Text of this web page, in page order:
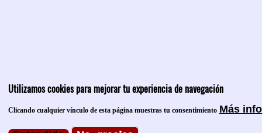
Utilizamos cookies para mejorar tu experiencia de navegación
Clicando cualquier vínculo de esta página muestras tu consentimiento Más